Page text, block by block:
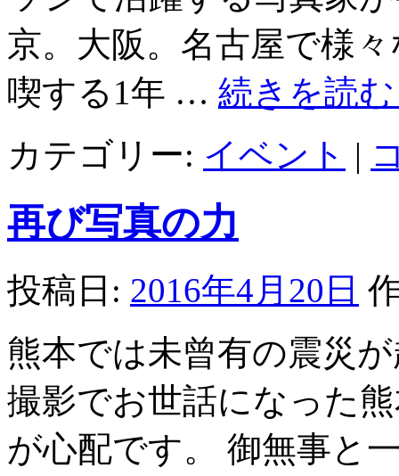
京。大阪。名古屋で様
喫する1年 … 続きを読
カテゴリー: イベント |
再び写真の力
投稿日: 2016年4月20日
熊本では未曾有の震災
撮影でお世話になった
が心配です。 御無事と